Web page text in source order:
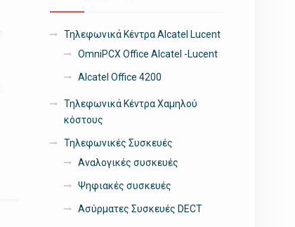
Τηλεφωνικά Κέντρα Alcatel Lucent
OmniPCX Office Alcatel -Lucent
Alcatel Office 4200
Τηλεφωνικά Κέντρα Χαμηλού
κόστους
Τηλεφωνικές Συσκευές
Αναλογικές συσκευές
Ψηφιακές συσκευές
Ασύρματες Συσκευές DECT